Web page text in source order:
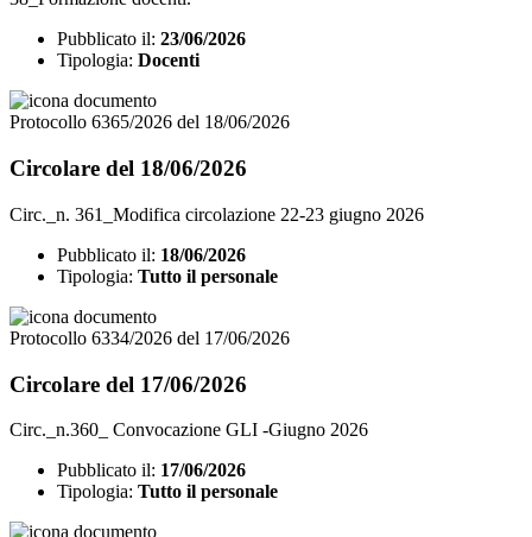
Pubblicato il: 23/06/2026
Tipologia: Docenti
Protocollo 6365/2026 del 18/06/2026
Circolare del 18/06/2026
Circ._n. 361_Modifica circolazione 22-23 giugno 2026
Pubblicato il: 18/06/2026
Tipologia: Tutto il personale
Protocollo 6334/2026 del 17/06/2026
Circolare del 17/06/2026
Circ._n.360_ Convocazione GLI -Giugno 2026
Pubblicato il: 17/06/2026
Tipologia: Tutto il personale